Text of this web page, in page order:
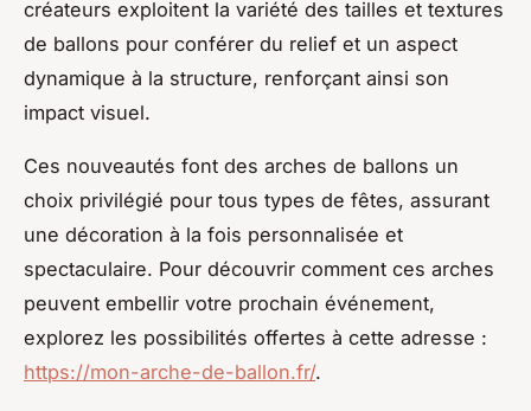
créateurs exploitent la variété des tailles et textures
de ballons pour conférer du relief et un aspect
dynamique à la structure, renforçant ainsi son
impact visuel.
Ces nouveautés font des arches de ballons un
choix privilégié pour tous types de fêtes, assurant
une décoration à la fois personnalisée et
spectaculaire. Pour découvrir comment ces arches
peuvent embellir votre prochain événement,
explorez les possibilités offertes à cette adresse :
https://mon-arche-de-ballon.fr/.